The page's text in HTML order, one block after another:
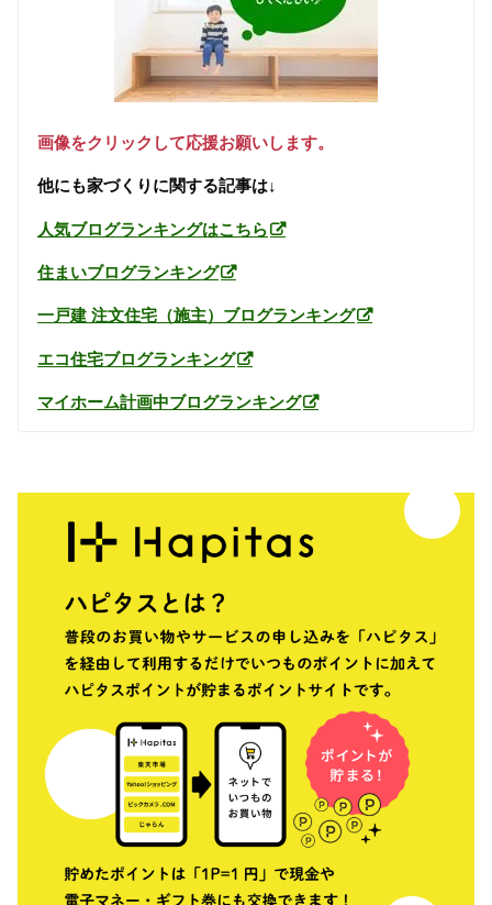
画像をクリックして応援お願いします。
他にも家づくりに関する記事は↓
人気ブログランキングはこちら
住まいブログランキング
一戸建 注文住宅（施主）ブログランキング
エコ住宅ブログランキング
マイホーム計画中ブログランキング